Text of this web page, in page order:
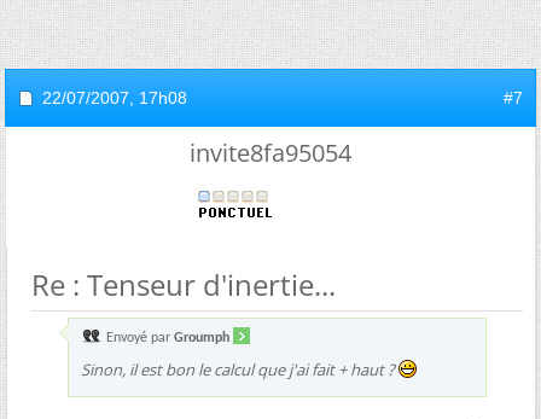
22/07/2007, 17h08 #7
invite8fa95054
Re : Tenseur d'inertie...
Envoyé par Groumph
Sinon, il est bon le calcul que j'ai fait + haut ?